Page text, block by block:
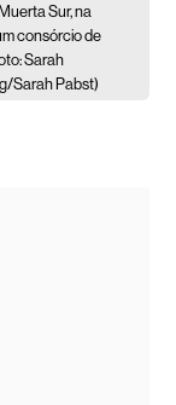
Sur, na
consórcio de
Sarah
Sarah Pabst)